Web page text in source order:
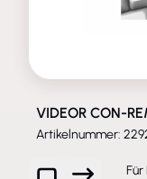
VIDEOR CON-
Artikelnummer: